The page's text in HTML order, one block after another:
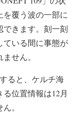
覆う波の一部に
できます。刻一刻
ている間に事態が
せん。
ると、ケルチ海
位置情報は12月
。